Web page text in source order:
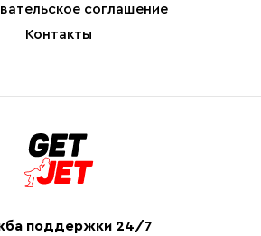
соглашение
Контакты
поддержки 24/7